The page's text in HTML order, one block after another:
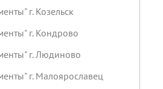
г. Козельск
г. Кондрово
г. Людиново
г. Малоярославец